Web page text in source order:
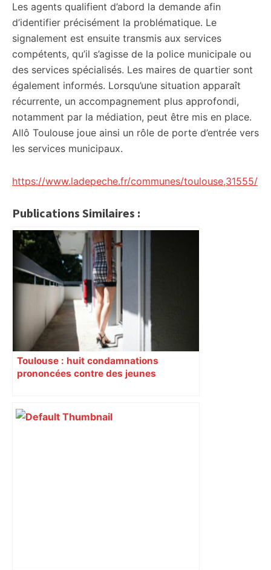
Les agents qualifient d’abord la demande afin
d’identifier précisément la problématique. Le
signalement est ensuite transmis aux services
compétents, qu’il s’agisse de la police municipale ou
des services spécialisés. Les maires de quartier sont
également informés. Lorsqu’une situation apparaît
récurrente, un accompagnement plus approfondi,
notamment par la médiation, peut être mis en place.
Allô Toulouse joue ainsi un rôle de porte d’entrée vers
les services municipaux.
https://www.ladepeche.fr/communes/toulouse,31555/
Publications Similaires :
Toulouse : huit condamnations
prononcées contre des jeunes